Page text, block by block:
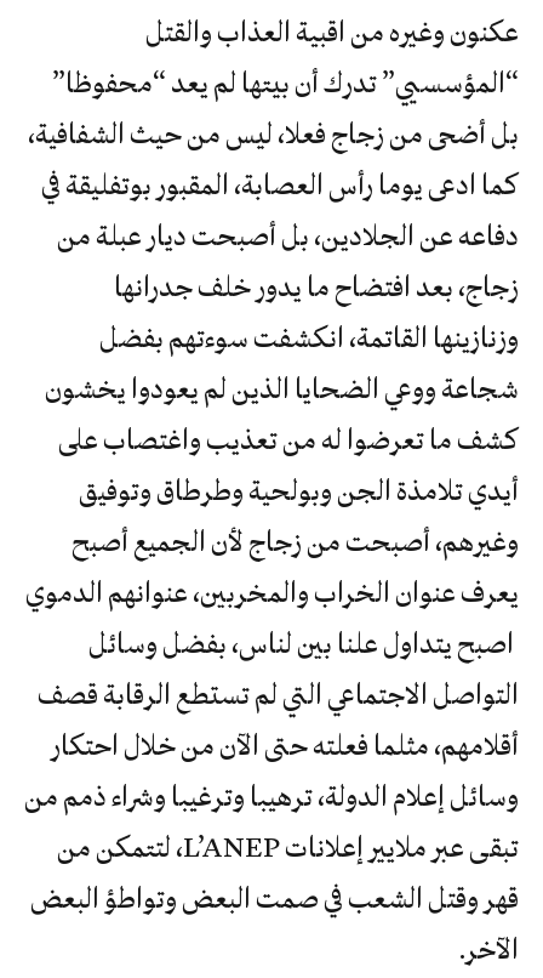
عكنون وغيره من اقبية العذاب والقتل
“المؤسسيي” تدرك أن بيتها لم يعد “محفوظا”
بل أضحى من زجاج فعلا، ليس من حيث الشفافية،
كما ادعى يوما رأس العصابة، المقبور بوتفليقة في
دفاعه عن الجلادين، بل أصبحت ديار عبلة من
زجاج، بعد افتضاح ما يدور خلف جدرانها
وزنازينها القاتمة، انكشفت سوءتهم بفضل
شجاعة ووعي الضحايا الذين لم يعودوا يخشون
كشف ما تعرضوا له من تعذيب واغتصاب على
أيدي تلامذة الجن وبولحية وطرطاق وتوفيق
وغيرهم، أصبحت من زجاج لأن الجميع أصبح
يعرف عنوان الخراب والمخربين، عنوانهم الدموي
اصبح يتداول علنا بين لناس، بفضل وسائل
التواصل الاجتماعي التي لم تستطع الرقابة قصف
أقلامهم، مثلما فعلته حتى الآن من خلال احتكار
وسائل إعلام الدولة، ترهيبا وترغيبا وشراء ذمم من
تبقى عبر ملايير إعلانات L’ANEP، لتتمكن من
قهر وقتل الشعب في صمت البعض وتواطؤ البعض
الآخر.